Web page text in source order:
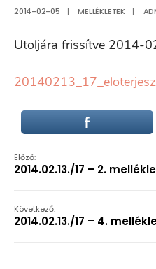
2014-02-05 | MELLÉKLETEK |
Utoljára frissítve 2014-
Előző:
2014.02.13./17 – 2.
Következő:
2014.02.13./17 – 4.